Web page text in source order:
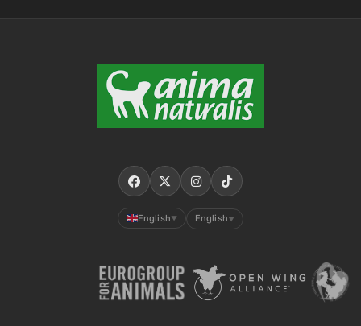
English ▼ English ▼